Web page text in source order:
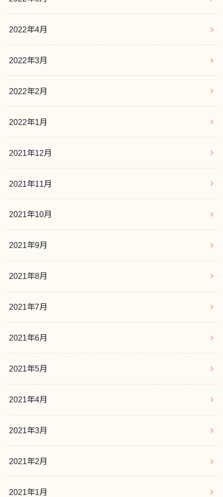
2022年4月
2022年3月
2022年2月
2022年1月
2021年12月
2021年11月
2021年10月
2021年9月
2021年8月
2021年7月
2021年6月
2021年5月
2021年4月
2021年3月
2021年2月
2021年1月